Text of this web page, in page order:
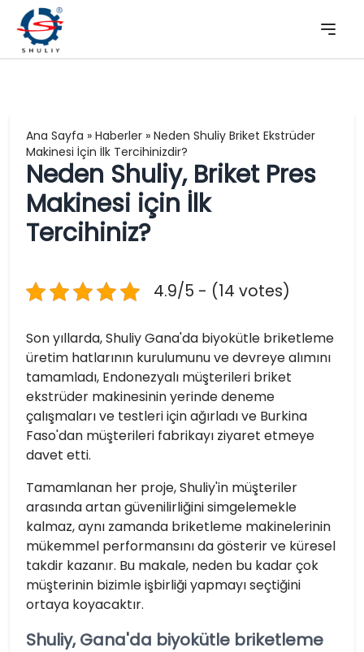
Ana Sayfa » Haberler » Neden Shuliy Briket Ekstrüder
Makinesi İçin İlk Tercihinizdir?
Neden Shuliy, Briket Pres
Makinesi için İlk
Tercihiniz?
4.9/5 - (14 votes)
Son yıllarda, Shuliy Gana'da biyokütle briketleme
üretim hatlarının kurulumunu ve devreye alımını
tamamladı, Endonezyalı müşterileri briket
ekstrüder makinesinin yerinde deneme
çalışmaları ve testleri için ağırladı ve Burkina
Faso'dan müşterileri fabrikayı ziyaret etmeye
davet etti.
Tamamlanan her proje, Shuliy'in müşteriler
arasında artan güvenilirliğini simgelemekle
kalmaz, aynı zamanda briketleme makinelerinin
mükemmel performansını da gösterir ve küresel
takdir kazanır. Bu makale, neden bu kadar çok
müşterinin bizimle işbirliği yapmayı seçtiğini
ortaya koyacaktır.
Shuliy, Gana'da biyokütle briketleme